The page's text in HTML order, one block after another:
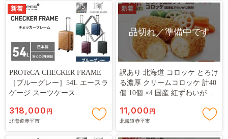
なお、紙での申請をご希望の場合は、お手数ですが赤平市まで
ご連絡いただくか、以下よりダウンロードしご提出ください。
※年末のお申込みつきましては、書類のお届けが年明けとなる
場合がありますので、ご自身でダウンロードした用紙でご提出
いただくことをお勧めいたします。
また、添付書類に漏れのないよう、今一度ご確認をお願いいた
します。
---ワンストップ特例申請書PDFはコチラ
新着
PROTeCA CHECKER FRAME
［ブルーグレー］54L エースラ
ゲージ スーツケース
チェッカーフレーム 旅 キャリ
ー かばん バッグ 国産 日本製
抗ウイルス仕様
318,000 円
北海道赤平市
新着
品切れ／準備中です
訳あり 北海道 コロッケ とろけ
る濃厚 クリームコロッケ 計40
個 10個 ×4 国産 紅ずわいがに
日出荷 冷凍食品 惣菜 弁当 お
かず 揚げ物 セット グルメ 大
容量 冷凍コロッケ 揚げるだけ
11,000 円
北海道赤平市